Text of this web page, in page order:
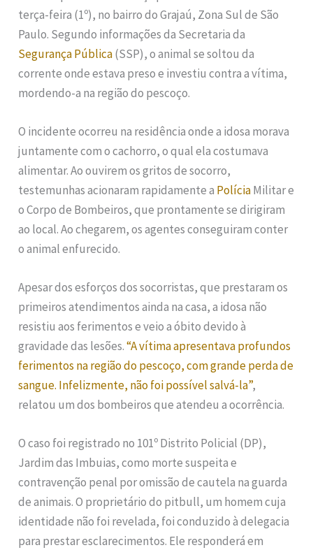
terça-feira (1º), no bairro do Grajaú, Zona Sul de São
Paulo. Segundo informações da Secretaria da
Segurança Pública(SSP), o animal se soltou da
corrente onde estava preso e investiu contra a vítima,
mordendo-a na região do pescoço.
O incidente ocorreu na residência onde a idosa morava
juntamente com o cachorro, o qual ela costumava
alimentar. Ao ouvirem os gritos de socorro,
testemunhas acionaram rapidamente a PolíciaMilitar e
o Corpo de Bombeiros, que prontamente se dirigiram
ao local. Ao chegarem, os agentes conseguiram conter
o animal enfurecido.
Apesar dos esforços dos socorristas, que prestaram os
primeiros atendimentos ainda na casa, a idosa não
resistiu aos ferimentos e veio a óbito devido à
gravidade das lesões.“A vítima apresentava profundos
ferimentos na região do pescoço, com grande perda de
sangue. Infelizmente, não foi possível salvá-la”,
relatou um dos bombeiros que atendeu a ocorrência.
O caso foi registrado no 101º Distrito Policial (DP),
Jardim das Imbuias, como morte suspeita e
contravenção penal por omissão de cautela na guarda
de animais. O proprietário do pitbull, um homem cuja
identidade não foi revelada, foi conduzido à delegacia
para prestar esclarecimentos. Ele responderá em